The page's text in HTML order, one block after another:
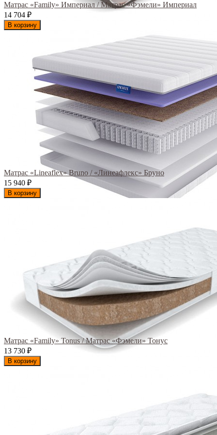
Матрас «Family» Империал / Матрас «Фэмели» Империал
14 704 ₽
В корзину
Матрас «Lineaflex» Bruno / «Линеафлекс» Бруно
15 940 ₽
В корзину
Матрас «Family» Tonus / Матрас «Фэмели» Тонус
13 730 ₽
В корзину